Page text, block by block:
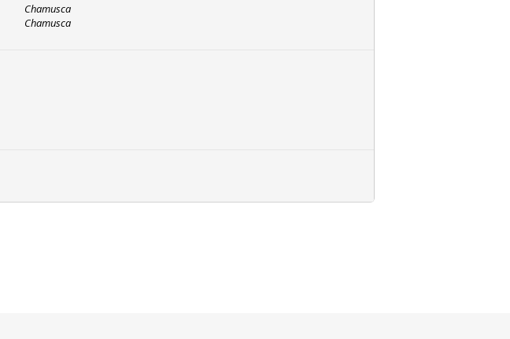
Chamusca
Chamusca